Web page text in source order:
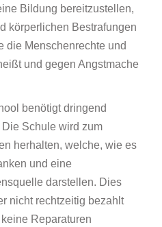
Bildung bereitzustellen,
körperlichen Bestrafungen
die Menschenrechte und
und gegen Angstmache
benötigt dringend
Schule wird zum
herhalten, welche, wie es
und eine
darstellen. Dies
nicht rechtzeitig bezahlt
Reparaturen